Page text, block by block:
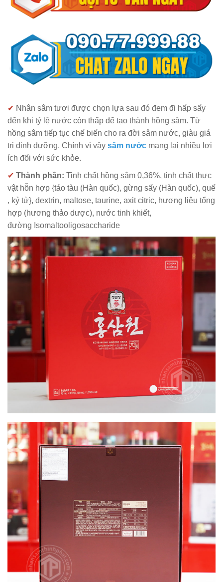
✔ Nhân sâm tươi được chọn lựa sau đó đem đi hấp sấy
đến khi tỷ lệ nước còn thấp để tạo thành hồng sâm. Từ
hồng sâm tiếp tục chế biến cho ra đời sâm nước, giàu giá
trị dinh dưỡng. Chính vì vậy sâm nước mang lại nhiều lợi
ích đối với sức khỏe.
✔ Thành phần: Tinh chất hồng sâm 0,36%, tinh chất thực
vật hỗn hợp {táo tàu (Hàn quốc), gừng sấy (Hàn quốc), quế
, kỷ tử}, dextrin, maltose, taurine, axit citric, hương liệu tổng
hợp (hương thảo dược), nước tinh khiết,
đường Isomaltooligosaccharide